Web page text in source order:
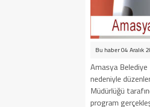
Bu haber 04 Aralık
Amasya Belediye
nedeniyle
Müdürlüğü
program